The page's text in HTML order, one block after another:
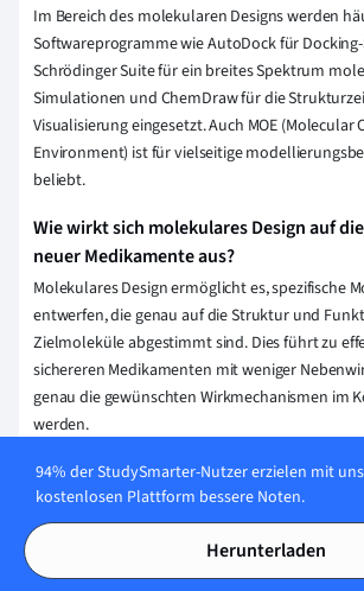
Im Bereich des molekularen Designs werden
Softwareprogramme wie AutoDock für
Schrödinger Suite für ein breites Spektrum
Simulationen und ChemDraw für die
Visualisierung eingesetzt. Auch MOE (Molecular
Environment) ist für vielseitige
beliebt.
Wie wirkt sich molekulares Design auf
neuer Medikamente aus?
Molekulares Design ermöglicht es, spezifische
entwerfen, die genau auf die Struktur und
Zielmoleküle abgestimmt sind. Dies führt zu
sichereren Medikamenten mit weniger
genau die gewünschten Wirkmechanismen im
werden.
Welche Rolle spielt die
Design?
In der Quantenmechanik werden die
die Wechselwirkungen von Atomen und
94% der StudySmarter-Nutzer erzielen mit
kostenlosen Plattform bessere Noten.
Herunterladen